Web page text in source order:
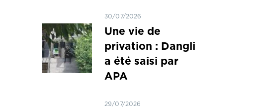
30/07/2026
Une vie de
privation : Dangli
a été saisi par
APA
29/07/2026